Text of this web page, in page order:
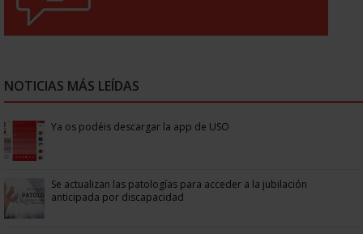
NOTICIAS MÁS LEÍDAS
Ya os podéis descargar la app de USO
Se actualizan las patologías para acceder a la jubilación
anticipada por discapacidad